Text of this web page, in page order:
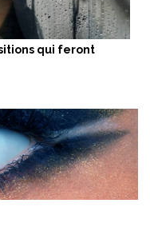
qui feront